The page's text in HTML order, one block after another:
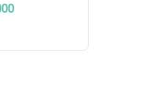
經驗⍢